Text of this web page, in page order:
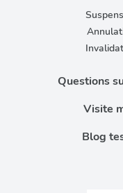
Questions
Visite
Blog